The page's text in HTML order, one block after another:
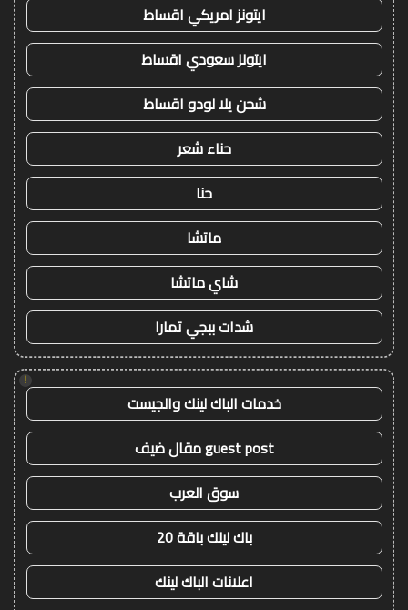
ايتونز امريكي اقساط
ايتونز سعودي اقساط
شحن يلا لودو اقساط
حناء شعر
حنا
ماتشا
شاي ماتشا
شدات ببجي تمارا
!
خدمات الباك لينك والجيست
guest post مقال ضيف
سوق العرب
باك لينك باقة 20
اعلانات الباك لينك